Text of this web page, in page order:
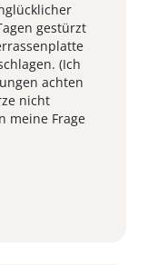
gestürzt
(Ich
achten
nicht
meine Frage